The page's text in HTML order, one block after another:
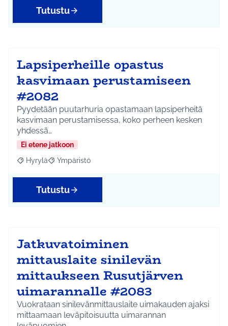
Tutustu
Lapsiperheille opastus
kasvimaan perustamiseen
#2082
Pyydetään puutarhuria opastamaan lapsiperheitä
kasvimaan perustamisessa, koko perheen kesken
yhdessä…
Ei etene jatkoon
Rajaa tulokset aihepiirin mukaan: Hyrylä
Hyrylä Rajaa tulokset teeman mukaan: Ympäristö
Ympäristö
Tutustu
Jatkuvatoiminen
mittauslaite sinilevän
mittaukseen Rusutjärven
uimarannalle #2083
Vuokrataan sinilevänmittauslaite uimakauden ajaksi
mittaamaan leväpitoisuutta uimarannan